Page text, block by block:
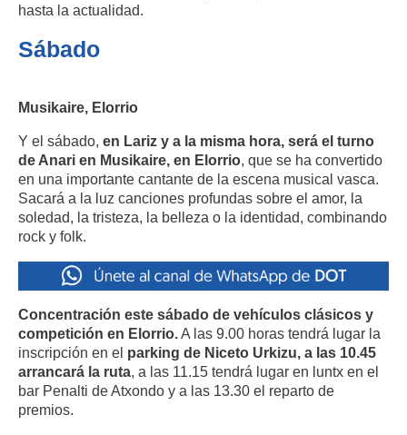
hasta la actualidad.
Sábado
Musikaire, Elorrio
Y el sábado, en Lariz y a la misma hora, será el turno
de Anari en Musikaire, en Elorrio, que se ha convertido
en una importante cantante de la escena musical vasca.
Sacará a la luz canciones profundas sobre el amor, la
soledad, la tristeza, la belleza o la identidad, combinando
rock y folk​​​.
Concentración este sábado de vehículos clásicos y
competición en Elorrio.A las 9.00 horas tendrá lugar la
inscripción en el parking de Niceto Urkizu, a las 10.45
arrancará la ruta, a las 11.15 tendrá lugar en luntx en el
bar Penalti de Atxondo y a las 13.30 el reparto de
premios.